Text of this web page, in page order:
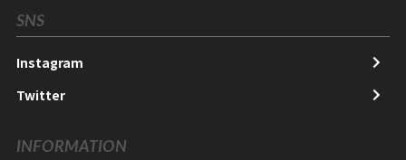
SNS
Instagram
Twitter
INFORMATION